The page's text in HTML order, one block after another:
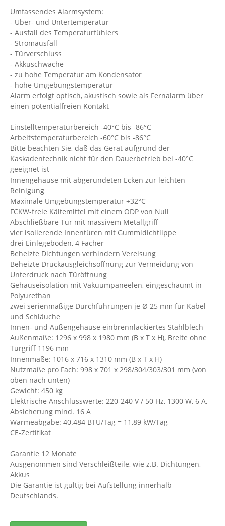
Umfassendes Alarmsystem:
- Über- und Untertemperatur
- Ausfall des Temperaturfühlers
- Stromausfall
- Türverschluss
- Akkuschwäche
- zu hohe Temperatur am Kondensator
- hohe Umgebungstemperatur
Alarm erfolgt optisch, akustisch sowie als Fernalarm über
einen potentialfreien Kontakt
Einstelltemperaturbereich -40°C bis -86°C
Arbeitstemperaturbereich -60°C bis -86°C
Bitte beachten Sie, daß das Gerät aufgrund der
Kaskadentechnik nicht für den Dauerbetrieb bei -40°C
geeignet ist
Innengehäuse mit abgerundeten Ecken zur leichten
Reinigung
Maximale Umgebungstemperatur +32°C
FCKW-freie Kältemittel mit einem ODP von Null
Abschließbare Tür mit massivem Metallgriff
vier isolierende Innentüren mit Gummidichtlippe
drei Einlegeböden, 4 Fächer
Beheizte Dichtungen verhindern Vereisung
Beheizte Druckausgleichsöffnung zur Vermeidung von
Unterdruck nach Türöffnung
Gehäuseisolation mit Vakuumpaneelen, eingeschäumt in
Polyurethan
zwei serienmäßige Durchführungen je Ø 25 mm für Kabel
und Schläuche
Innen- und Außengehäuse einbrennlackiertes Stahlblech
Außenmaße: 1296 x 998 x 1980 mm (B x T x H), Breite ohne
Türgriff 1196 mm
Innenmaße: 1016 x 716 x 1310 mm (B x T x H)
Nutzmaße pro Fach: 998 x 701 x 298/304/303/301 mm (von
oben nach unten)
Gewicht: 450 kg
Elektrische Anschlusswerte: 220-240 V / 50 Hz, 1300 W, 6 A,
Absicherung mind. 16 A
Wärmeabgabe: 40.484 BTU/Tag = 11,89 kW/Tag
CE-Zertifikat
Garantie 12 Monate
Ausgenommen sind Verschleißteile, wie z.B. Dichtungen,
Akkus
Die Garantie ist gültig bei Aufstellung innerhalb
Deutschlands.